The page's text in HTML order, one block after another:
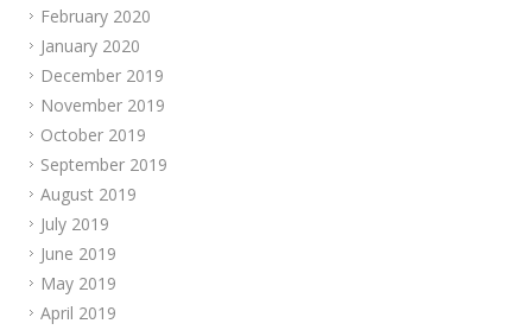
February 2020
January 2020
December 2019
November 2019
October 2019
September 2019
August 2019
July 2019
June 2019
May 2019
April 2019